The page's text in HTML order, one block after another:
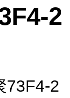
2
73F4-2